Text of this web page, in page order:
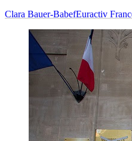
Clara Bauer-BabefEuractiv